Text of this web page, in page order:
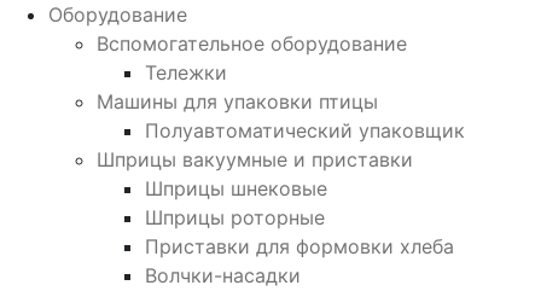
Оборудование
Вспомогательное оборудование
Тележки
Машины для упаковки птицы
Полуавтоматический упаковщик
Шприцы вакуумные и приставки
Шприцы шнековые
Шприцы роторные
Приставки для формовки хлеба
Волчки-насадки